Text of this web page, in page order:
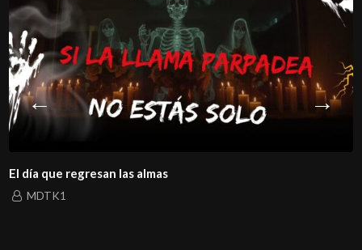
El día que regresan las almas
MDTK1